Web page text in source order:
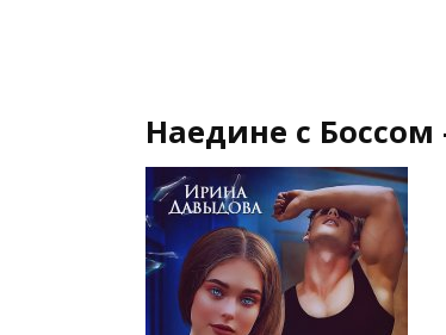
Наедине с